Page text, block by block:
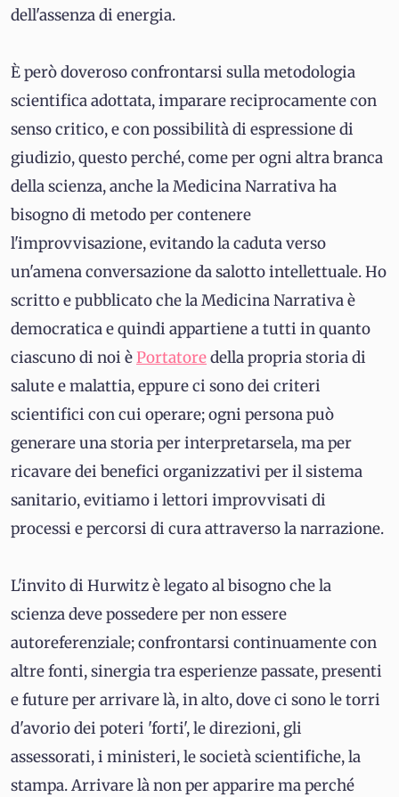
dell'assenza di energia.
È però doveroso confrontarsi sulla metodologia
scientifica adottata, imparare reciprocamente con
senso critico, e con possibilità di espressione di
giudizio, questo perché, come per ogni altra branca
della scienza, anche la Medicina Narrativa ha
bisogno di metodo per contenere
l'improvvisazione, evitando la caduta verso
un'amena conversazione da salotto intellettuale. Ho
scritto e pubblicato che la Medicina Narrativa è
democratica e quindi appartiene a tutti in quanto
ciascuno di noi èPortatoredella propria storia di
salute e malattia, eppure ci sono dei criteri
scientifici con cui operare; ogni persona può
generare una storia per interpretarsela, ma per
ricavare dei benefici organizzativi per il sistema
sanitario, evitiamo i lettori improvvisati di
processi e percorsi di cura attraverso la narrazione.
L'invito di Hurwitz è legato al bisogno che la
scienza deve possedere per non essere
autoreferenziale; confrontarsi continuamente con
altre fonti, sinergia tra esperienze passate, presenti
e future per arrivare là, in alto, dove ci sono le torri
d'avorio dei poteri 'forti', le direzioni, gli
assessorati, i ministeri, le società scientifiche, la
stampa. Arrivare là non per apparire ma perché